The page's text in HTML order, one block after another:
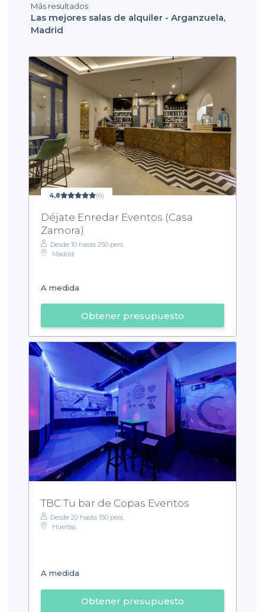
Más resultados
Las mejores salas de alquiler - Arganzuela,
Madrid
4,8 (6)
Déjate Enredar Eventos (Casa
Zamora)
Desde 10 hasta 250 pers.
Madrid
A medida
Obtener presupuesto
TBC Tu bar de Copas Eventos
Desde 20 hasta 150 pers.
Huertas
A medida
Obtener presupuesto